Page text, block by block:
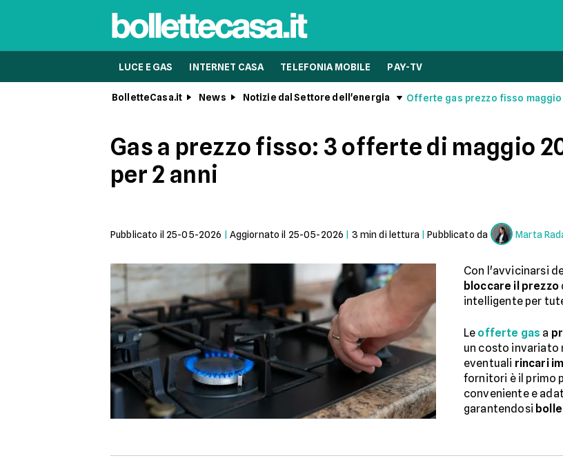
LUCE E GAS INTERNET CASA TELEFONIA MOBILE PAY-TV
BolletteCasa.it News Notizie dal Settore dell'energia Offerte gas prezzo fisso maggio
Gas a prezzo fisso: 3 offerte di maggio
per 2 anni
Pubblicato il 25-05-2026 Aggiornato il 25-05-2026 3 min di lettura |Pubblicato da Marta
Con l'avvicinarsi
bloccare il prezzo
intelligente per
Le offerte gas a
un costo invariato
eventuali rincari
fornitori è il primo
conveniente e
garantendosi